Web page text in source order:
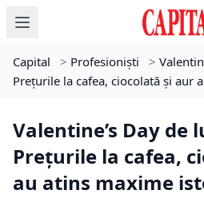
Capital > Profesioniști >
Prețurile la cafea, ciocolată și aur
Valentine’s Day de
Prețurile la cafea,
au atins maxime